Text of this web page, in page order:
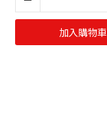
加入購物車